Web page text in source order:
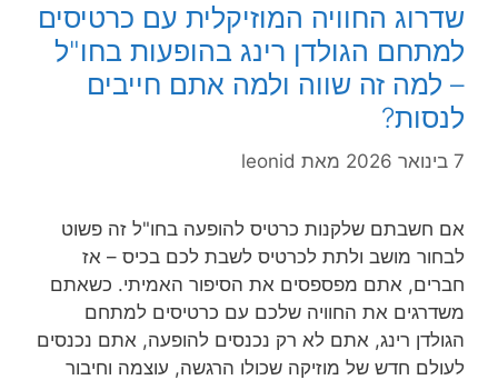
שדרוג החוויה המוזיקלית עם כרטיסים
למתחם הגולדן רינג בהופעות בחו"ל
– למה זה שווה ולמה אתם חייבים
לנסות?
7 בינואר 2026 מאת leonid
אם חשבתם שלקנות כרטיס להופעה בחו"ל זה פשוט
לבחור מושב ולתת לכרטיס לשבת לכם בכיס – אז
חברים, אתם מפספסים את הסיפור האמיתי. כשאתם
משדרגים את החוויה שלכם עם כרטיסים למתחם
הגולדן רינג, אתם לא רק נכנסים להופעה, אתם נכנסים
לעולם חדש של מוזיקה שכולו הרגשה, עוצמה וחיבור